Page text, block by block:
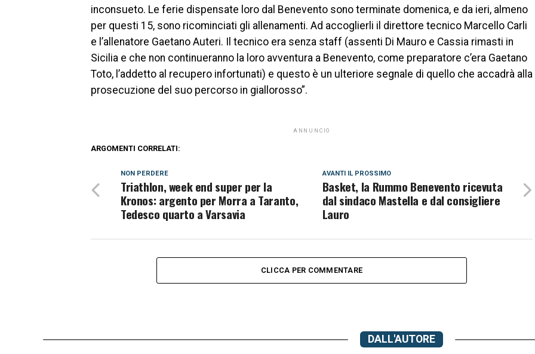
inconsueto. Le ferie dispensate loro dal Benevento sono terminate domenica, e da ieri, almeno
per questi 15, sono ricominciati gli allenamenti. Ad accoglierli il direttore tecnico Marcello Carli
e l’allenatore Gaetano Auteri. Il tecnico era senza staff (assenti Di Mauro e Cassia rimasti in
Sicilia e che non continueranno la loro avventura a Benevento, come preparatore c’era Gaetano
Toto, l’addetto al recupero infortunati) e questo è un ulteriore segnale di quello che accadrà alla
prosecuzione del suo percorso in giallorosso”.
ANNUNCIO
ARGOMENTI CORRELATI:
AVANTI IL ​​PROSSIMO
Basket, la Rummo Benevento ricevuta
dal sindaco Mastella e dal consigliere
Lauro
NON PERDERE
Triathlon, week end super per la
Kronos: argento per Morra a Taranto,
Tedesco quarto a Varsavia
CLICCA PER COMMENTARE
DALL'AUTORE